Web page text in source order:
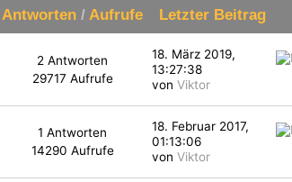
Antworten / Aufrufe Letzter Beitrag
2 Antworten
29717 Aufrufe
18. März 2019,
13:27:38
von Viktor
1 Antworten
14290 Aufrufe
18. Februar 2017,
01:13:06
von Viktor